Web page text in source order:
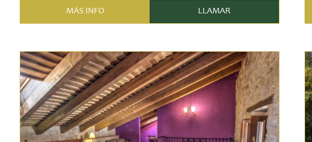
MÁS INFO LLAMAR